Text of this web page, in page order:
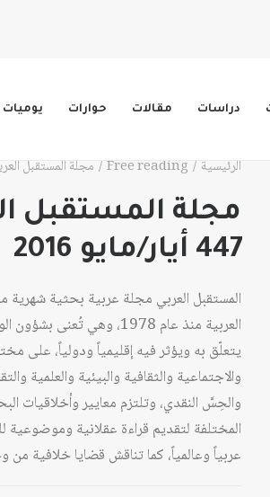
دراسات مقالات حوارات يوميات
الرئيسية Free reading مجلة المستقبل العربي العدد 447
مجلة المستقبل
447 أيار/مايو 2016
المستقبل العربي مجلة عربية بحثية
العربية منذ عام 1978، وهي
يتعلّق به ويؤثر فيه إقليمياً ودولياً، على
والاجتماعية والثقافية والبيئية والعلمية
والحِسَّ النقدي، وتلتزم معايير وأخلاقيات
المختلفة لتقديم قراءة عقلانية وموضوعية
عربياً وعالمياً، كما تناقش قضايا خلافية